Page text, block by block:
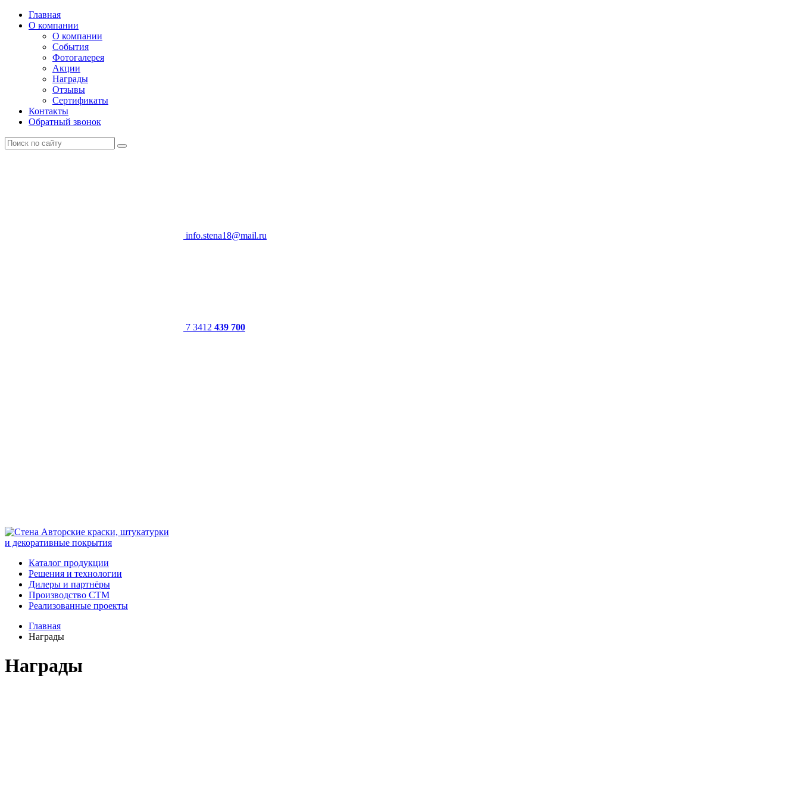
Главная
О компании
О компании
События
Фотогалерея
Акции
Награды
Отзывы
Сертификаты
Контакты
Обратный звонок
info.stena18@mail.ru
7 3412 439 700
Авторские краски, штукатурки
и декоративные покрытия
Каталог продукции
Решения и технологии
Дилеры и партнёры
Производство СТМ
Реализованные проекты
Главная
Награды
Награды